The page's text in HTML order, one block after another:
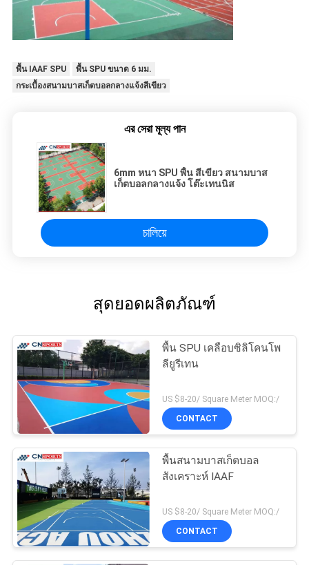
พื้น IAAF SPU
พื้น SPU ขนาด 6 มม.
กระเบื้องสนามบาสเก็ตบอลกลางแจ้งสีเขียว
এর সেরা মূল্য পান
6mm หนา SPU พื้น สีเขียว สนามบาส
เก็ตบอลกลางแจ้ง โต๊ะเทนนิส
চালিয়ে
สุดยอดผลิตภัณฑ์
พื้น SPU เคลือบซิลิโคนโพ
ลียูรีเทน
US $8-20/ Square Meter MOQ:/
CONTACT
พื้นสนามบาสเก็ตบอล
สังเคราะห์ IAAF
US $8-20/ Square Meter MOQ:/
CONTACT